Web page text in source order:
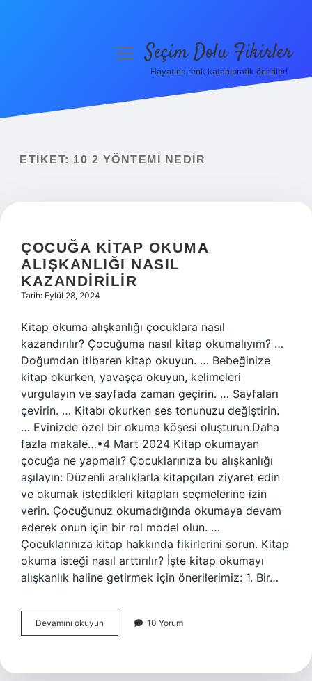
Yasal Uyarı
menüyüSeçim Dolu Fikirler
Hayatına renk katan pratik öneriler!
ETIKET: 10 2 YÖNTEMI NEDIR
ÇOCUĞA KITAP OKUMA
ALIŞKANLIĞI NASIL
KAZANDIRILIR
Tarih: Eylül 28, 2024
Kitap okuma alışkanlığı çocuklara nasıl
kazandırılır? Çocuğuma nasıl kitap okumalıyım? …
Doğumdan itibaren kitap okuyun. … Bebeğinize
kitap okurken, yavaşça okuyun, kelimeleri
vurgulayın ve sayfada zaman geçirin. … Sayfaları
çevirin. … Kitabı okurken ses tonunuzu değiştirin.
… Evinizde özel bir okuma köşesi oluşturun.Daha
fazla makale…•4 Mart 2024 Kitap okumayan
çocuğa ne yapmalı? Çocuklarınıza bu alışkanlığı
aşılayın: Düzenli aralıklarla kitapçıları ziyaret edin
ve okumak istedikleri kitapları seçmelerine izin
verin. Çocuğunuz okumadığında okumaya devam
ederek onun için bir rol model olun. …
Çocuklarınıza kitap hakkında fikirlerini sorun. Kitap
okuma isteği nasıl arttırılır? İşte kitap okumayı
alışkanlık haline getirmek için önerilerimiz: 1. Bir…
Devamını okuyun
Kitap
Nasıl
10 Yorum